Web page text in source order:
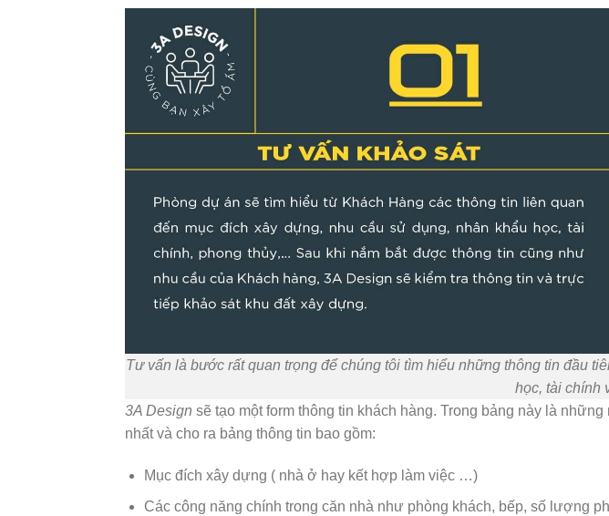
Tư vấn là bước rất quan trọng để chúng tôi tìm hiểu những thông tin đầu
học, tài chính
3A Design sẽ tạo một form thông tin khách hàng. Trong bảng này là
nhất và cho ra bảng thông tin bao gồm:
Mục đích xây dựng ( nhà ở hay kết hợp làm việc …)
Các công năng chính trong căn nhà như phòng khách, bếp, số lượng